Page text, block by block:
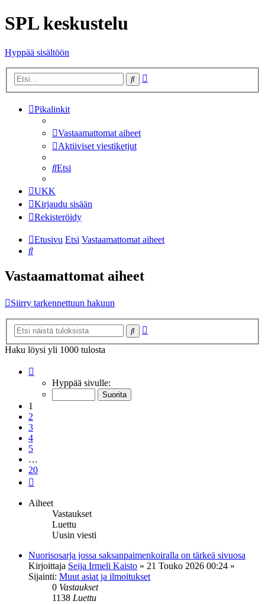
SPL keskustelu
Hyppää sisältöön
Etsi
Pikalinkit
Vastaamattomat aiheet
Aktiiviset viestiketjut
Etsi
UKK
Kirjaudu sisään
Rekisteröidy
Etusivu Etsi Vastaamattomat aiheet
Etsi
Vastaamattomat aiheet
Siirry tarkennettuun hakuun
Etsi
Haku löysi yli 1000 tulosta
20 Hyppää sivulle:
1
2
3
4
5
…
20
Aiheet
Vastaukset
Luettu
Uusin viesti
Nuorisosarja jossa saksanpaimenkoiralla on tärkeä sivuosa
Kirjoittaja Seija Irmeli Kaisto » 21 Touko 2026 00:24 »
Sijainti: Muut asiat ja ilmoitukset
0 Vastaukset
1138 Luettu